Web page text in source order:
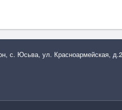
с. Юсьва, ул. Красноармейская,